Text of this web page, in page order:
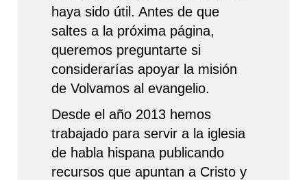
haya sido útil. Antes de que
saltes a la próxima página,
queremos preguntarte si
considerarías apoyar la misión
de Volvamos al evangelio.
Desde el año 2013 hemos
trabajado para servir a la iglesia
de habla hispana publicando
recursos que apuntan a Cristo y